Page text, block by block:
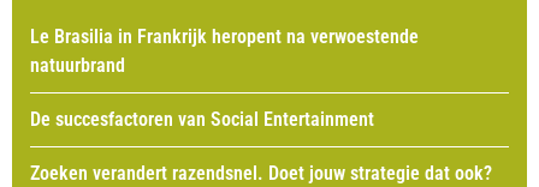
Le Brasilia in Frankrijk heropent na verwoestende
natuurbrand
De succesfactoren van Social Entertainment
Zoeken verandert razendsnel. Doet jouw strategie dat ook?